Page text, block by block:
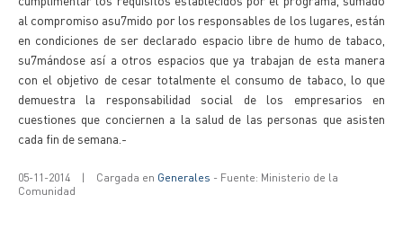
al compromiso asu7mido por los responsables de los lugares, están
en condiciones de ser declarado espacio libre de humo de tabaco,
su7mándose así a otros espacios que ya trabajan de esta manera
con el objetivo de cesar totalmente el consumo de tabaco, lo que
demuestra la responsabilidad social de los empresarios en
cuestiones que conciernen a la salud de las personas que asisten
cada fin de semana.-
05-11-2014 | Cargada en Generales - Fuente: Ministerio de la
Comunidad